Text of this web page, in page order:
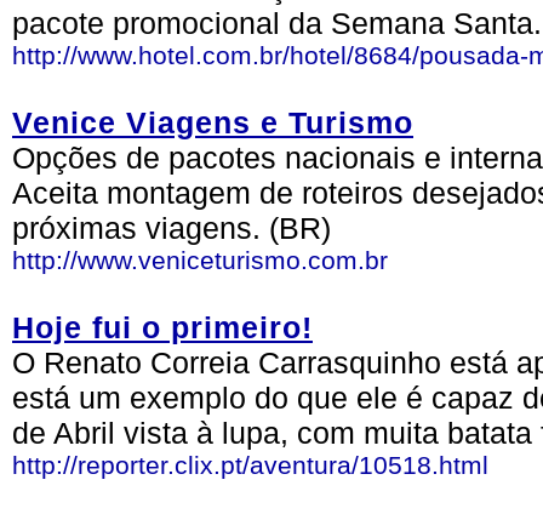
pacote promocional da Semana
http://www.hotel.com.br/hotel/8684/pousada-
Venice Viagens e Turismo
Opções de pacotes nacionais e
Aceita montagem de roteiros
próximas viagens. (BR)
http://www.veniceturismo.com.br
Hoje fui o primeiro!
O Renato Correia Carrasquinho está
está um exemplo do que ele é capaz
de Abril vista à lupa, com muita
http://reporter.clix.pt/aventura/10518.html